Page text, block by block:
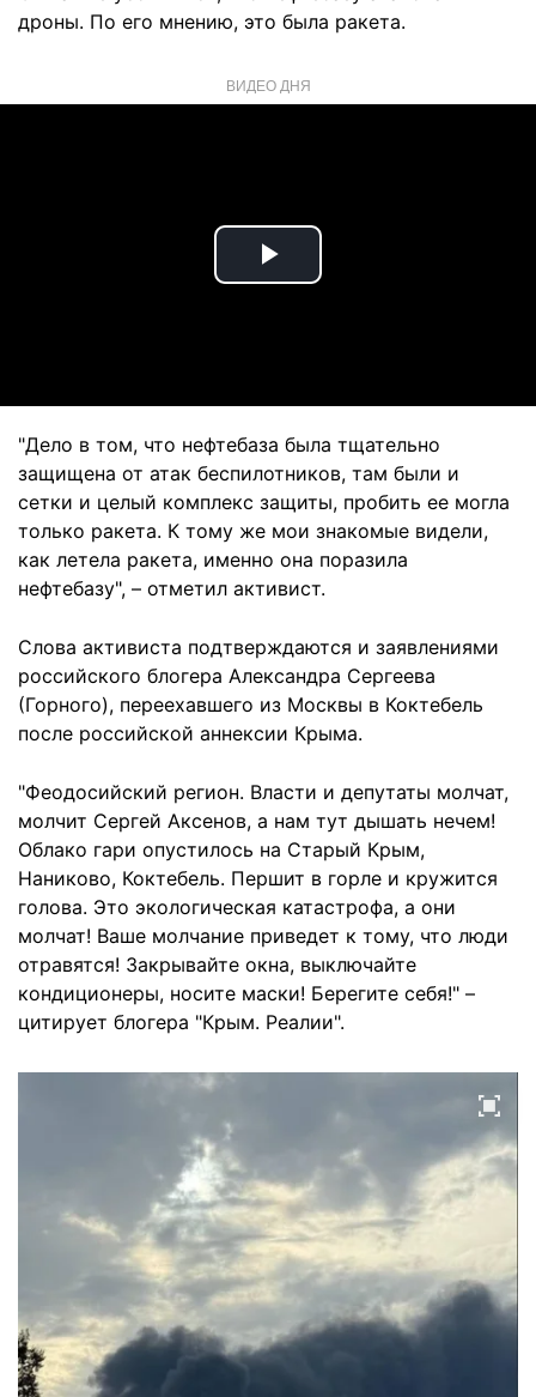
дроны. По его мнению, это была ракета.
ВИДЕО ДНЯ
Play
"Дело в том, что нефтебаза была тщательно
защищена от атак беспилотников, там были и
сетки и целый комплекс защиты, пробить ее могла
только ракета. К тому же мои знакомые видели,
как летела ракета, именно она поразила
нефтебазу", – отметил активист.
Слова активиста подтверждаются и заявлениями
российского блогера Александра Сергеева
(Горного), переехавшего из Москвы в Коктебель
после российской аннексии Крыма.
"Феодосийский регион. Власти и депутаты молчат,
молчит Сергей Аксенов, а нам тут дышать нечем!
Облако гари опустилось на Старый Крым,
Наниково, Коктебель. Першит в горле и кружится
голова. Это экологическая катастрофа, а они
молчат! Ваше молчание приведет к тому, что люди
отравятся! Закрывайте окна, выключайте
кондиционеры, носите маски! Берегите себя!" –
цитирует блогера "Крым. Реалии".